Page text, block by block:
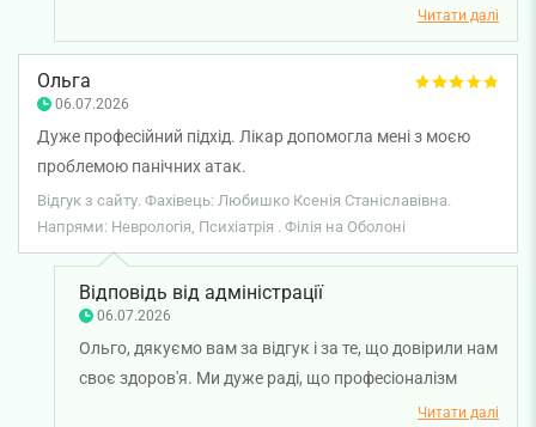
дуже цінно, що ви залишилися задоволені рівнем
медичного обслуговування, роботою
адміністраторів та технічного персоналу, а також
рекомендуєте нашу клініку своїм близьким.
Бажаємо вам міцного здоров'я!
Читати далі
Ольга
06.07.2026
Дуже професійний підхід. Лікар допомогла мені з моєю
проблемою панічних атак.
Відгук з сайту. Фахівець: Любишко Ксенія Станіславівна.
Напрями: Неврологія, Психіатрія . Філія на Оболоні
Відповідь від адміністрації
06.07.2026
Ольго, дякуємо вам за відгук і за те, що довірили нам
своє здоров'я. Ми дуже раді, що професіоналізм
лікаря-психіатра Ксенії Любишко допоміг вамЧитати далі